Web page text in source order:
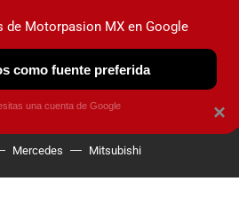
HOY NO CIRCULA
Mercedes Mitsubishi
×
de Motorpasion MX en Google
como fuente preferida
una cuenta de Google